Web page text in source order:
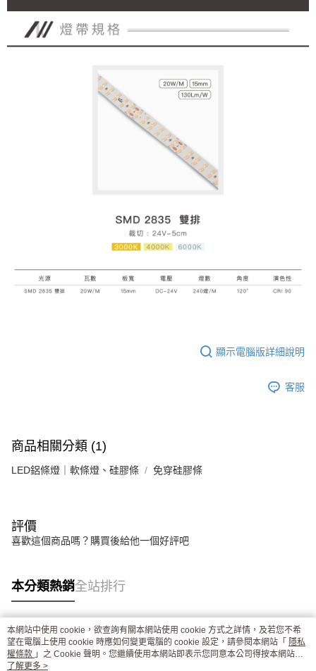
顯示電腦版詳細說明
客服
商品相關分類 (1)
LED鋁條燈｜軟條燈、硅膠條 免穿硅膠條
評價
喜歡這個商品嗎？購買後給他一個好評吧
本分類熱銷全站排行
熱門標籤
本網站中使用 cookie，欲查詢有關本網站使用 cookie 方式之詳情，及若您不希
望在電腦上使用 cookie 時應如何變更電腦的 cookie 設定，請參閱本網站「 隱私
權條款 」之 Cookie 聲明。您繼續使用本網站即表示您同意本公司得按本網站使
用條款之 Cookie 聲明使用 cookie。
了解更多 >